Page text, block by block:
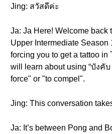
Jing: สวัสดีค่ะ
Ja: Ja Here! Welcome back
Upper Intermediate Season
forcing you to get a tattoo
will learn about using “บังคั
force" or "to compel".
Jing: This conversation
Ja: It’s between Pong and